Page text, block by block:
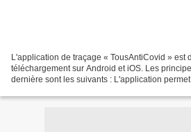
L'application de traçage « TousAntiCovid » est
téléchargement sur Android et iOS. Les
dernière sont les suivants : L'application